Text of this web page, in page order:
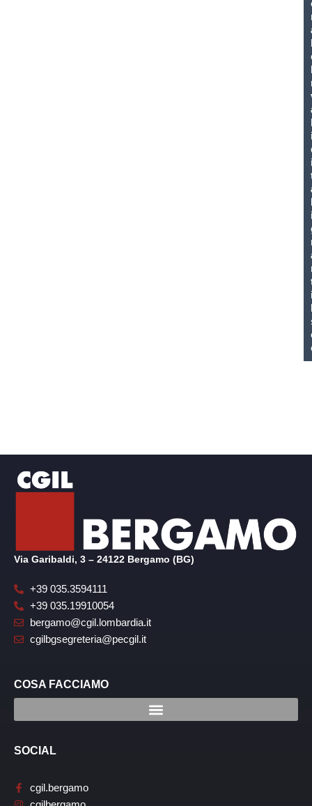
Via Garibaldi, 3 – 24122 Bergamo (BG)
+39 035.3594111
+39 035.19910054
bergamo@cgil.lombardia.it
cgilbgsegreteria@pecgil.it
COSA FACCIAMO
SOCIAL
cgil.bergamo